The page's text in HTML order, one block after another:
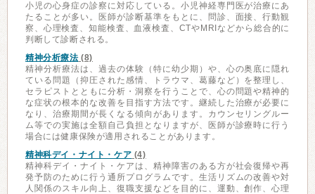
小児の心身症の診察に対応している。小児神経専門医が治療にあ
たることが多い。医師が診断基準をもとに、問診、面接、行動観
察、心理検査、知能検査、血液検査、CTやMRIなどから総合的に
判断して診断される。
精神分析療法 (8)
精神分析療法は、過去の体験（特に幼少期）や、心の奥底に隠れ
ている問題（抑圧された感情、トラウマ、葛藤など）を整理し、
セラピストとともに分析・洞察を行うことで、心の問題や精神的
な症状の根本的な改善を目指す方法です。継続した治療が必要に
なり、治療期間が長くなる傾向があります。カウンセリングルー
ム等での実施は全額自己負担となりますが、医師が診療時に行う
場合には健康保険が適用されることがあります。
精神科デイ・ナイト・ケア (4)
精神科デイ・ナイト・ケアは、精神障害のある方が社会復帰や再
発予防のために行う通所プログラムです。生活リズムの改善や対
人関係のスキル向上、復職支援などを目的に、運動、創作、心理